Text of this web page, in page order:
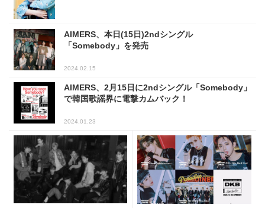
AIMERS、本日(15日)2ndシングル
「Somebody」を発売
2024.02.15
AIMERS、2月15日に2ndシングル「Somebody」
で韓国歌謡界に電撃カムバック！
2024.01.23